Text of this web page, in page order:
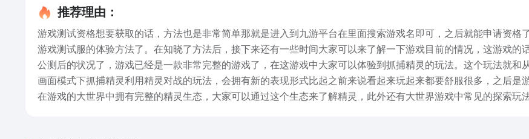
推荐理由：
游戏测试资格想要获取的话，方法也是非常简单那就是进入到九游平台在里面搜索游戏名即可，之后就能申请资
游戏测试服的体验方法了。在知晓了方法后，接下来还有一些时间大家可以来了解一下游戏目前的情况，这游戏
公测后的状况了，游戏已经是一款非常完整的游戏了，在这游戏中大家可以体验到抓捕精灵的玩法。这个玩法就和
画面模式下抓捕精灵利用精灵对战的玩法，会拥有新的表现形式比起之前来说看起来玩起来都要舒服很多，之后是
在游戏的大世界中拥有完整的精灵生态，大家可以通过这个生态来了解精灵，此外还有大世界游戏中常见的探索